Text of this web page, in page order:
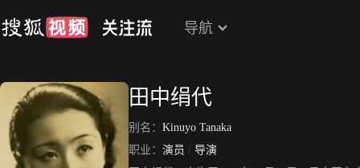
导航
田中绢代
别名： Kinuyo Tanaka
职业： 演员 / 导演